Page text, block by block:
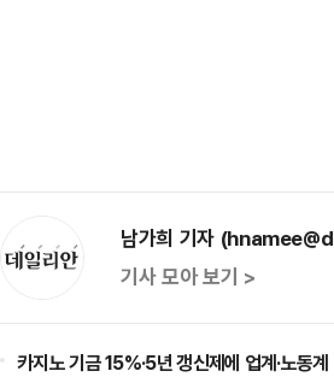
남가희 기자
기사 모아 보기 >
카지노 기금 15%·5년 갱신제에 업계·노동